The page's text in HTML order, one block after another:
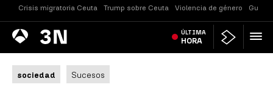
Crisis migratoria Ceuta Trump sobre Ceuta Violencia de género
Antena
3 Noticias ÚLTIMA
HORA
sociedad Sucesos